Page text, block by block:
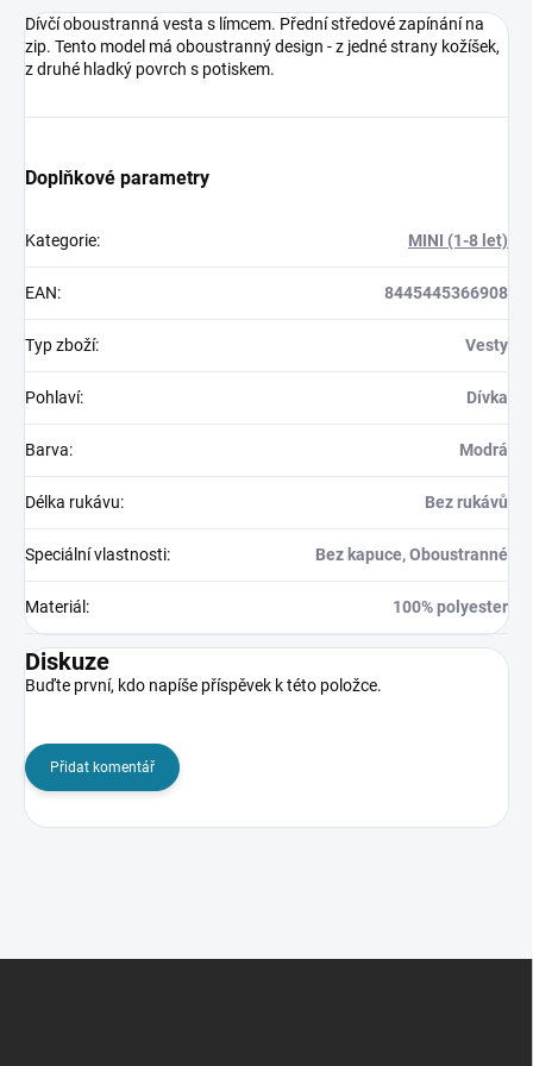
Dívčí oboustranná vesta s límcem. Přední středové zapínání na
zip. Tento model má oboustranný design - z jedné strany kožíšek,
z druhé hladký povrch s potiskem.
Doplňkové parametry
Kategorie: MINI (1-8 let)
EAN: 8445445366908
Typ zboží: Vesty
Pohlaví: Dívka
Barva: Modrá
Délka rukávu: Bez rukávů
Speciální vlastnosti: Bez kapuce, Oboustranné
Materiál: 100% polyester
Diskuze
Buďte první, kdo napíše příspěvek k této položce.
Přidat komentář